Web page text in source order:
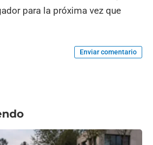
para la próxima vez que
Enviar comentario